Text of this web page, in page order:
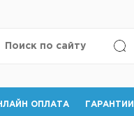
ОПЛАТА ГАРАНТИИ